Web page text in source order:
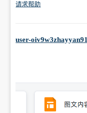
请求帮助
user-oiv9w3zhayyan91